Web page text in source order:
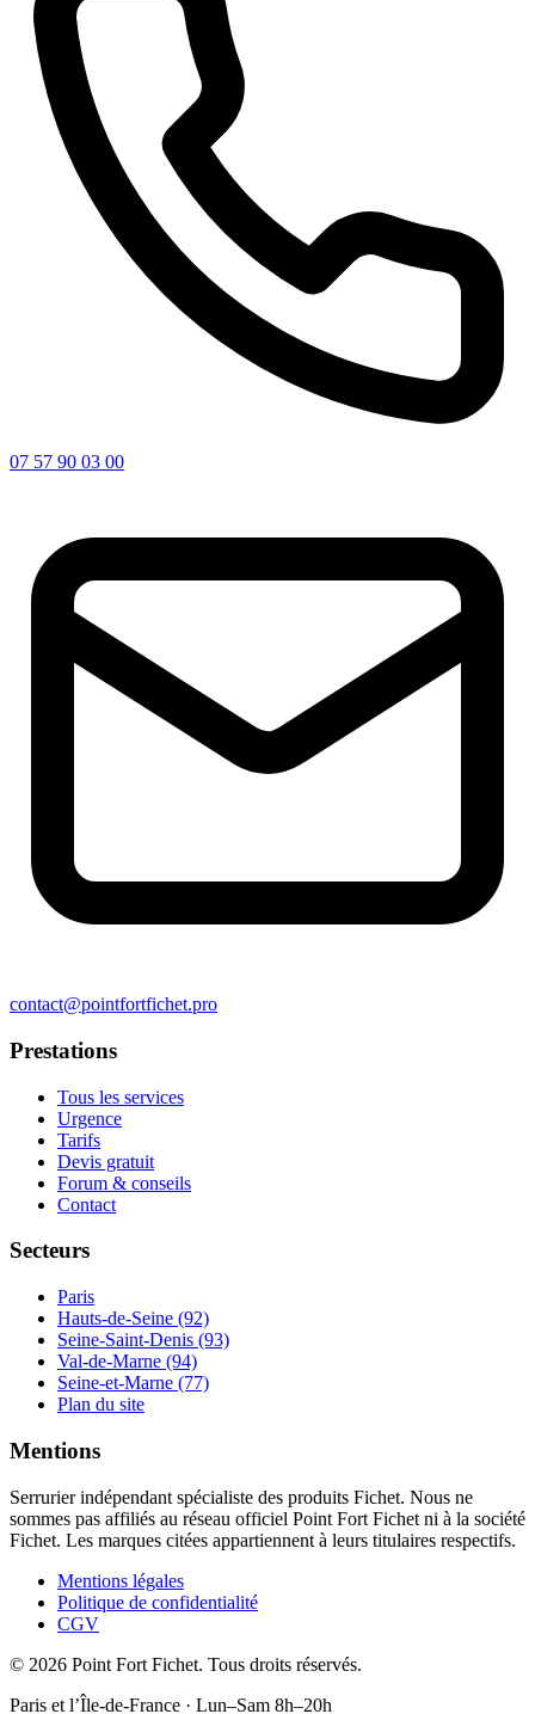
07 57 90 03 00
contact@pointfortfichet.pro
Prestations
Tous les services
Urgence
Tarifs
Devis gratuit
Forum & conseils
Contact
Secteurs
Paris
Hauts-de-Seine (92)
Seine-Saint-Denis (93)
Val-de-Marne (94)
Seine-et-Marne (77)
Plan du site
Mentions
Serrurier indépendant spécialiste des produits Fichet. Nous ne
sommes pas affiliés au réseau officiel Point Fort Fichet ni à la société
Fichet. Les marques citées appartiennent à leurs titulaires respectifs.
Mentions légales
Politique de confidentialité
CGV
© 2026 Point Fort Fichet. Tous droits réservés.
Paris et l’Île-de-France · Lun–Sam 8h–20h